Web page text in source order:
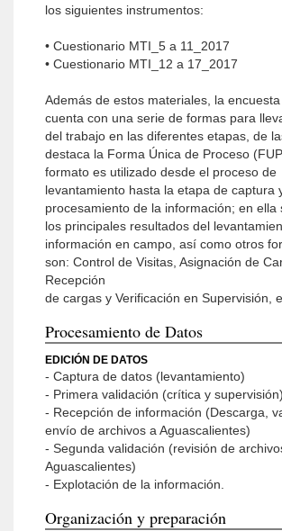
los siguientes instrumentos:
• Cuestionario MTI_5 a 11_2017
• Cuestionario MTI_12 a 17_2017
Además de estos materiales, la encuesta
cuenta con una serie de formas para
del trabajo en las diferentes etapas, de
destaca la Forma Única de Proceso
formato es utilizado desde el proceso de
levantamiento hasta la etapa de captura
procesamiento de la información; en ella
los principales resultados del
información en campo, así como otros
son: Control de Visitas, Asignación de
Recepción
de cargas y Verificación en Supervisión,
Procesamiento de Datos
EDICIÓN DE DATOS
- Captura de datos (levantamiento)
- Primera validación (crítica y supervisión)
- Recepción de información (Descarga,
envío de archivos a Aguascalientes)
- Segunda validación (revisión de
Aguascalientes)
- Explotación de la información.
Organización y preparación